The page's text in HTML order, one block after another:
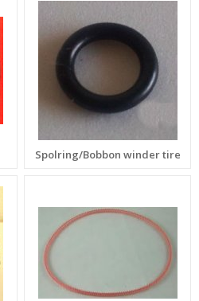
Spolring/Bobbon winder tire